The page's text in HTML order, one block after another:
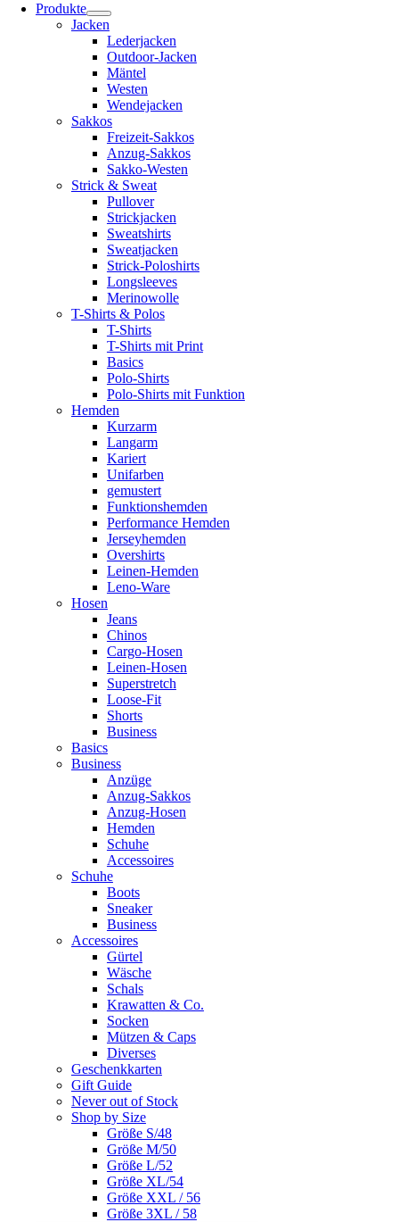
Produkte
Jacken
Lederjacken
Outdoor-Jacken
Mäntel
Westen
Wendejacken
Sakkos
Freizeit-Sakkos
Anzug-Sakkos
Sakko-Westen
Strick & Sweat
Pullover
Strickjacken
Sweatshirts
Sweatjacken
Strick-Poloshirts
Longsleeves
Merinowolle
T-Shirts & Polos
T-Shirts
T-Shirts mit Print
Basics
Polo-Shirts
Polo-Shirts mit Funktion
Hemden
Kurzarm
Langarm
Kariert
Unifarben
gemustert
Funktionshemden
Performance Hemden
Jerseyhemden
Overshirts
Leinen-Hemden
Leno-Ware
Hosen
Jeans
Chinos
Cargo-Hosen
Leinen-Hosen
Superstretch
Loose-Fit
Shorts
Business
Basics
Business
Anzüge
Anzug-Sakkos
Anzug-Hosen
Hemden
Schuhe
Accessoires
Schuhe
Boots
Sneaker
Business
Accessoires
Gürtel
Wäsche
Schals
Krawatten & Co.
Socken
Mützen & Caps
Diverses
Geschenkkarten
Gift Guide
Never out of Stock
Shop by Size
Größe S/48
Größe M/50
Größe L/52
Größe XL/54
Größe XXL / 56
Größe 3XL / 58